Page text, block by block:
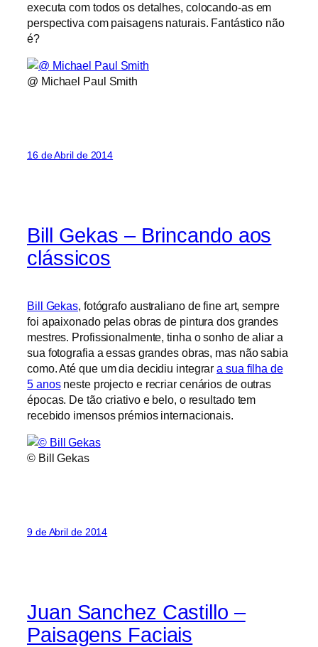
executa com todos os detalhes, colocando-as em
perspectiva com paisagens naturais. Fantástico não
é?
@ Michael Paul Smith
16 de Abril de 2014
Bill Gekas – Brincando aos
clássicos
Bill Gekas, fotógrafo australiano de fine art, sempre
foi apaixonado pelas obras de pintura dos grandes
mestres. Profissionalmente, tinha o sonho de aliar a
sua fotografia a essas grandes obras, mas não sabia
como. Até que um dia decidiu integrara sua filha de
5 anosneste projecto e recriar cenários de outras
épocas. De tão criativo e belo, o resultado tem
recebido imensos prémios internacionais.
© Bill Gekas
9 de Abril de 2014
Juan Sanchez Castillo –
Paisagens Faciais